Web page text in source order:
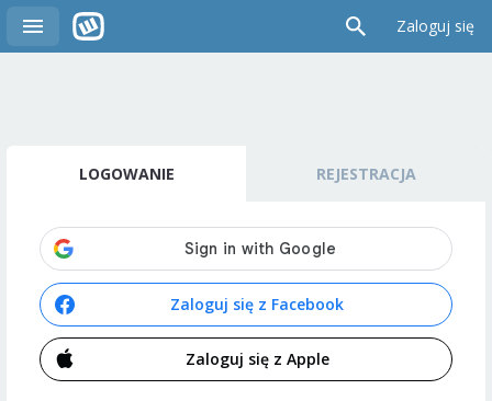
Zaloguj się
LOGOWANIE REJESTRACJA
Zaloguj się z Facebook
Zaloguj się z Apple